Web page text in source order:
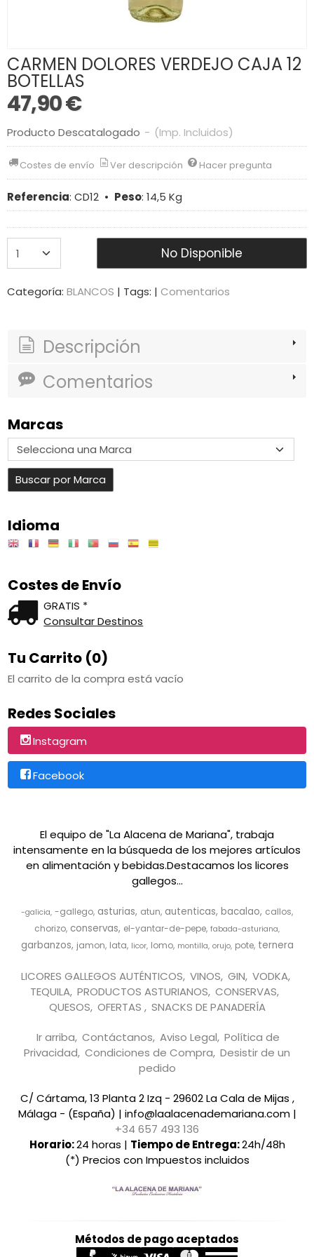
Marcas
Idioma
Costes de Envío
GRATIS *
Consultar Destinos
Tu Carrito (0)
El carrito de la compra está vacío
Redes Sociales
Instagram
Facebook
CARMEN DOLORES VERDEJO CAJA 12
BOTELLAS
47,90 €
Producto Descatalogado - (Imp. Incluidos)
Costes de envío Ver descripción Hacer pregunta
Referencia: CD12 • Peso: 14,5 Kg
No Disponible
Categoría: BLANCOS | Tags: | Comentarios
Descripción
Comentarios
El equipo de "La Alacena de Mariana", trabaja
intensamente en la búsqueda de los mejores artículos
en alimentación y bebidas.Destacamos los licores
gallegos...
-galicia -gallego asturias atun autenticas bacalao callos
chorizo conservas el-yantar-de-pepe fabada-asturiana
garbanzos jamon lata licor lomo montilla orujo pote ternera
LICORES GALLEGOS AUTÉNTICOS VINOS GIN VODKA
TEQUILA PRODUCTOS ASTURIANOS CONSERVAS
QUESOS OFERTAS SNACKS DE PANADERÍA
Ir arriba Contáctanos Aviso Legal Política de
Privacidad Condiciones de Compra Desistir de un
pedido
C/ Cártama, 13 Planta 2 Izq - 29602 La Cala de Mijas ,
Málaga - (España) | info@laalacenademariana.com |
+34 657 493 136
Horario:24 horas | Tiempo de Entrega:24h/48h
(*) Precios con Impuestos incluidos
Métodos de pago aceptados